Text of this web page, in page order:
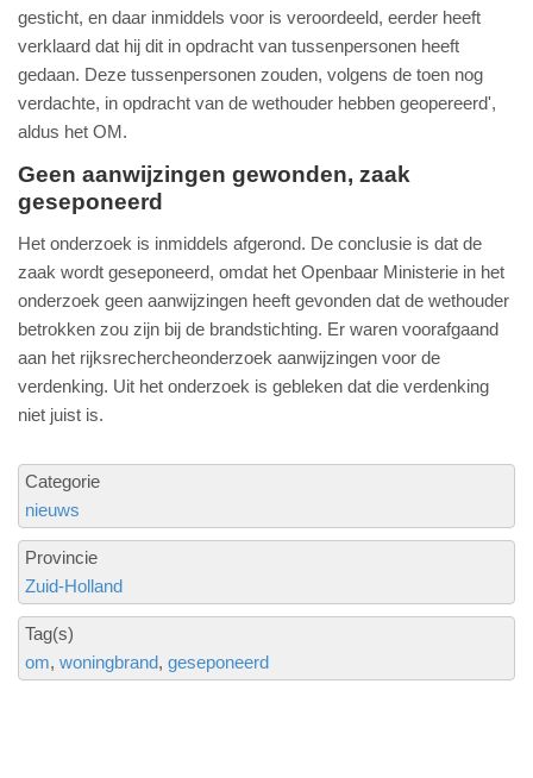
gesticht, en daar inmiddels voor is veroordeeld, eerder heeft
verklaard dat hij dit in opdracht van tussenpersonen heeft
gedaan. Deze tussenpersonen zouden, volgens de toen nog
verdachte, in opdracht van de wethouder hebben geopereerd',
aldus het OM.
Geen aanwijzingen gewonden, zaak
geseponeerd
Het onderzoek is inmiddels afgerond. De conclusie is dat de
zaak wordt geseponeerd, omdat het Openbaar Ministerie in het
onderzoek geen aanwijzingen heeft gevonden dat de wethouder
betrokken zou zijn bij de brandstichting. Er waren voorafgaand
aan het rijksrechercheonderzoek aanwijzingen voor de
verdenking. Uit het onderzoek is gebleken dat die verdenking
niet juist is.
Categorie
nieuws
Provincie
Zuid-Holland
Tag(s)
om woningbrand geseponeerd